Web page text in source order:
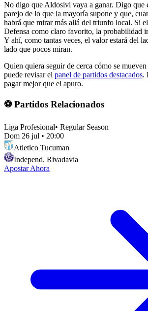
No digo que Aldosivi vaya a ganar. Digo que
parejo de lo que la mayoría supone y que,
habrá que mirar más allá del triunfo local. Si
Defensa como claro favorito, la probabilidad
Y ahí, como tantas veces, el valor estará del
lado que pocos miran.
Quien quiera seguir de cerca cómo se
puede revisar el panel de partidos destacados.
pagar mejor que el apuro.
⚽ Partidos Relacionados
Liga Profesional• Regular Season
Dom 26 jul • 20:00
Atletico Tucuman
Independ. Rivadavia
Apostar Ahora